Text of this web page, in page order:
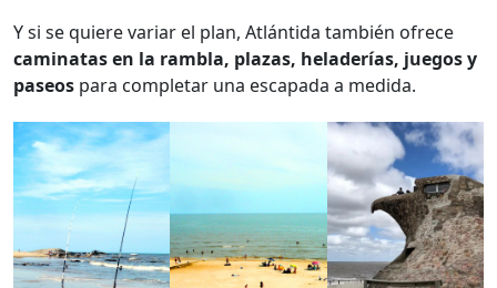
Y si se quiere variar el plan, Atlántida también ofrece
caminatas en la rambla, plazas, heladerías, juegos y
paseos para completar una escapada a medida.